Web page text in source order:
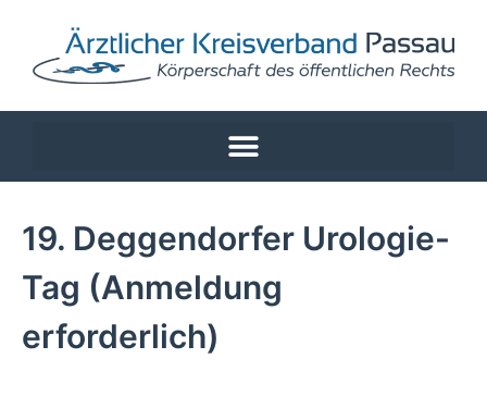
19. Deggendorfer Urologie-
Tag (Anmeldung
erforderlich)